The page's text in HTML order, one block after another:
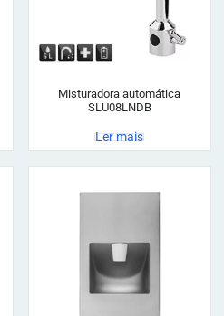
Misturadora automática
SLU08LNDB
Ler mais